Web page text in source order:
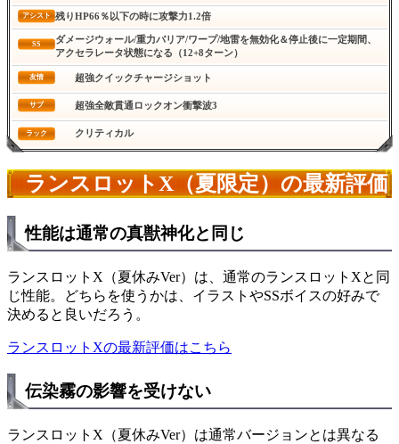
アシスト 残りHP66％以下の時に攻撃力1.2倍
SS
ダメージウォール/重力バリア/ワープ/地雷を無効化＆停止後に一定期間、
アクセラレータ状態になる（12+8ターン）
友情 超強クイックチャージショット
サブ 超強全敵貫通ロックオン衝撃波3
ラック クリティカル
ランスロットX（夏限定）の最新評価
性能は通常の真獣神化と同じ
ランスロットX（夏休みVer）は、通常のランスロットXと同
じ性能。どちらを使うかは、イラストやSSボイスの好みで
決めると良いだろう。
ランスロットXの最新評価はこちら
伝染霧の影響を受けない
ランスロットX（夏休みVer）は通常バージョンとは異なる